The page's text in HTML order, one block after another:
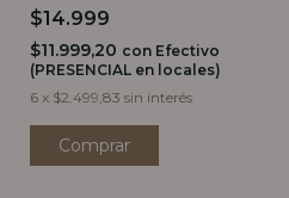
$14.999
$11.999,20 con Efectivo
(PRESENCIAL en locales)
6 x $2.499,83 sin interés